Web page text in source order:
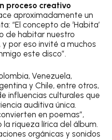
proceso creativo
aproximadamente un
“El concepto de ‘Habita’
de habitar nuestro
por eso invité a muchos
este disco”.
Venezuela,
y Chile, entre otros,
influencias culturales que
auditiva única.
en poemas”,
la riqueza lírica del álbum.
orgánicas y sonidos